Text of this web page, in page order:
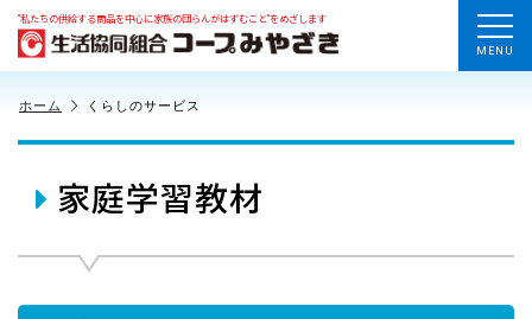
“私たちの供給する商品を中心に家族の団らんがはずむこと”をめざします
MENU
ホーム くらしのサービス
家庭学習教材